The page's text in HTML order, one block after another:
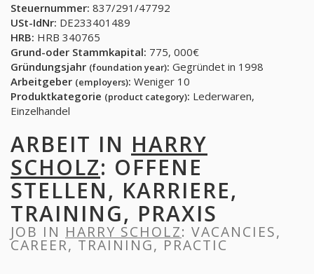
Steuernummer: 837/291/47792
USt-IdNr: DE233401489
HRB: HRB 340765
Grund-oder Stammkapital: 775, 000€
Gründungsjahr (foundation year): Gegründet in 1998
Arbeitgeber (employers): Weniger 10
Produktkategorie (product category): Lederwaren,
Einzelhandel
ARBEIT IN HARRY
SCHOLZ: OFFENE
STELLEN, KARRIERE,
TRAINING, PRAXIS
JOB IN HARRY SCHOLZ: VACANCIES,
CAREER, TRAINING, PRACTIC